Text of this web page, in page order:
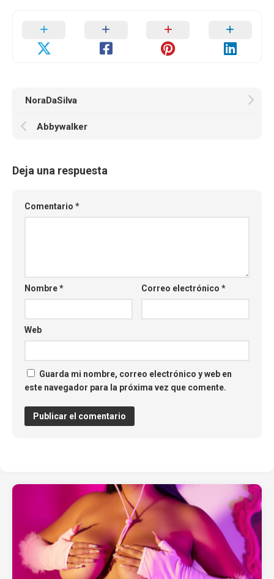
NoraDaSilva
Abbywalker
Deja una respuesta
Comentario *
Nombre* Correo electrónico*
Web
Guarda mi nombre, correo electrónico y web en
este navegador para la próxima vez que comente.